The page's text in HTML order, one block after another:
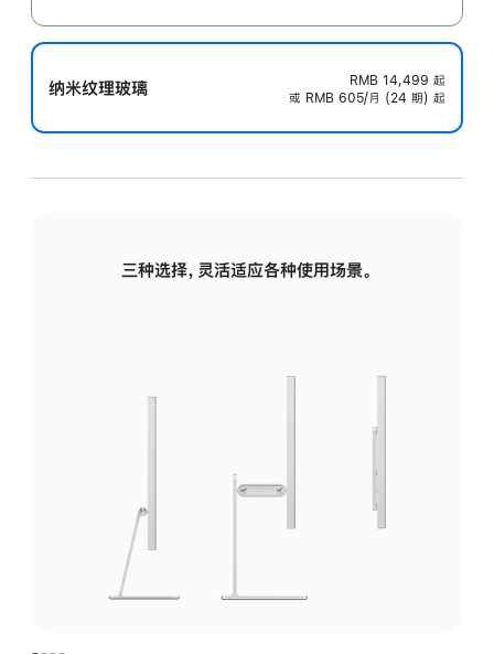
纳米纹理玻璃 RMB 14,499 起
或 RMB 605/月 (24 期) 起
三种选择，灵活适应各种使用场景。